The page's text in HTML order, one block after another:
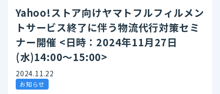
Yahoo!ストア向けヤマトフルフィルメン
トサービス終了に伴う物流代行対策セミ
ナー開催 <日時：2024年11月27日
(水)14:00〜15:00>
2024.11.22
お知らせ